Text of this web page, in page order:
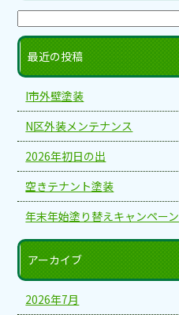
最近の投稿
I市外壁塗装
N区外装メンテナンス
2026年初日の出
空きテナント塗装
年末年始塗り替えキャンペーン
アーカイブ
2026年7月